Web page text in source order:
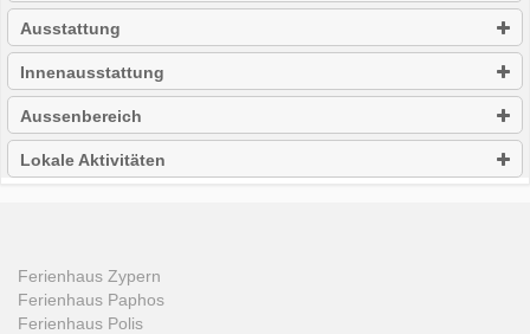
Ausstattung
Innenausstattung
Aussenbereich
Lokale Aktivitäten
Ferienhaus Zypern
Ferienhaus Paphos
Ferienhaus Polis